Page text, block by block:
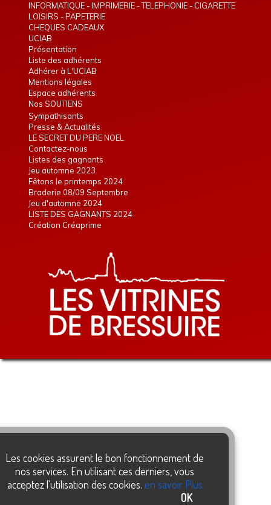
Les cookies assurent le bon fonctionnement de
nos services. En utilisant ces derniers, vous
acceptez l'utilisation des cookies. en savoir Plus
OK
INFORMATIQUE - IMPRIMERIE - TELEPHONIE - CIGARETTE
ELECTRONIQUE
LOISIRS - PAPETERIE
CHEQUES CADEAUX
UCIAB
Présentation
Liste des adhérents
Adhérer à L'UCIAB
Mentions légales
Espace adhérents
Nos SOUTIENS
Sympathisants
Presse & Actualités
LE SECRET DU PERE NOEL
Contactez-nous
Listes des gagnants
Jeu automne 2023
Fêtons le printemps 2024
Braderie 08/09 Septembre
Jeu d'automne 2024
LISTE DES GAGNANTS 2024
Création Créaprime